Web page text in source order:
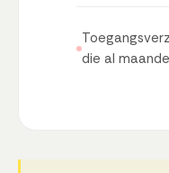
die al